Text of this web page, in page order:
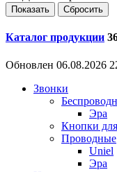
Каталог продукции
Обновлен 06.08.2026
Звонки
Эра
Кнопки
Проводные
Uniel
Эра